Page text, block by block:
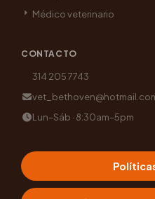
Médico veterinario
CONTACTO
314 205 7743
Lun–Sáb · 8:30am–5pm